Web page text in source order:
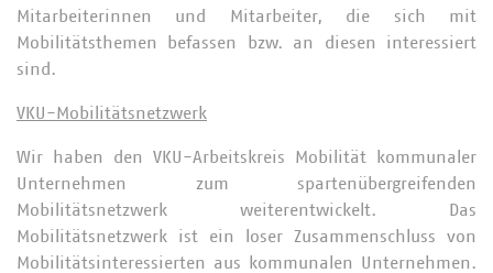
Mitarbeiterinnen und Mitarbeiter, die sich mit
Mobilitätsthemen befassen bzw. an diesen interessiert
sind.
VKU-Mobilitätsnetzwerk
Wir haben den VKU-Arbeitskreis Mobilität kommunaler
Unternehmen zum spartenübergreifenden
Mobilitätsnetzwerk weiterentwickelt. Das
Mobilitätsnetzwerk ist ein loser Zusammenschluss von
Mobilitätsinteressierten aus kommunalen Unternehmen.